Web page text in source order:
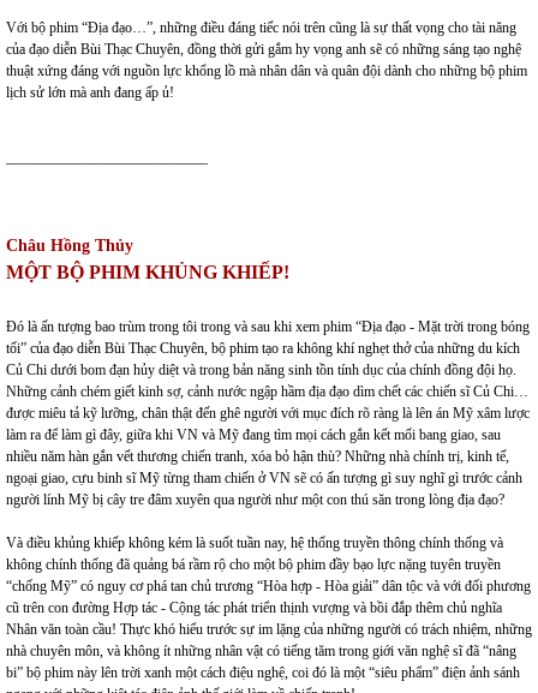
Với bộ phim “Địa đạo…”, những điều đáng tiếc nói trên cũng là sự thất vọng cho tài năng
của đạo diễn Bùi Thạc Chuyên, đồng thời gửi gắm hy vọng anh sẽ có những sáng tạo nghệ
thuật xứng đáng với nguồn lực khổng lồ mà nhân dân và quân đội dành cho những bộ phim
lịch sử lớn mà anh đang ấp ủ!
Châu Hồng Thủy
MỘT BỘ PHIM KHỦNG KHIẾP!
Đó là ấn tượng bao trùm trong tôi trong và sau khi xem phim “Địa đạo - Mặt trời trong bóng
tối” của đạo diễn Bùi Thạc Chuyên, bộ phim tạo ra không khí nghẹt thở của những du kích
Củ Chi dưới bom đạn hủy diệt và trong bản năng sinh tồn tính dục của chính đồng đội họ.
Những cảnh chém giết kinh sợ, cảnh nước ngập hầm địa đạo dìm chết các chiến sĩ Củ Chi…
được miêu tả kỹ lưỡng, chân thật đến ghê người với mục đích rõ ràng là lên án Mỹ xâm lược
làm ra để làm gì đây, giữa khi VN và Mỹ đang tìm mọi cách gắn kết mối bang giao, sau
nhiều năm hàn gắn vết thương chiến tranh, xóa bỏ hận thù? Những nhà chính trị, kinh tế,
ngoại giao, cựu binh sĩ Mỹ từng tham chiến ở VN sẽ có ấn tượng gì suy nghĩ gì trước cảnh
người lính Mỹ bị cây tre đâm xuyên qua người như một con thú săn trong lòng địa đạo?
Và điều khủng khiếp không kém là suốt tuần nay, hệ thống truyền thông chính thống và
không chính thống đã quảng bá rầm rộ cho một bộ phim đầy bạo lực nặng tuyên truyền
“chống Mỹ” có nguy cơ phá tan chủ trương “Hòa hợp - Hòa giải” dân tộc và với đối phương
cũ trên con đường Hợp tác - Cộng tác phát triển thịnh vượng và bồi đắp thêm chủ nghĩa
Nhân văn toàn cầu! Thực khó hiểu trước sự im lặng của những người có trách nhiệm, những
nhà chuyên môn, và không ít những nhân vật có tiếng tăm trong giới văn nghệ sĩ đã “nâng
bi” bộ phim này lên trời xanh một cách điệu nghệ, coi đó là một “siêu phẩm” điện ảnh sánh